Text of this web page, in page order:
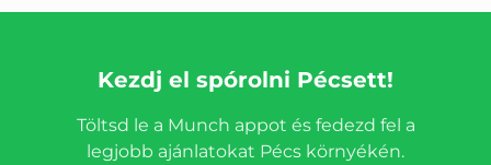
Kezdj el spórolni Pécsett!
Töltsd le a Munch appot és fedezd fel a
legjobb ajánlatokat Pécs környékén.